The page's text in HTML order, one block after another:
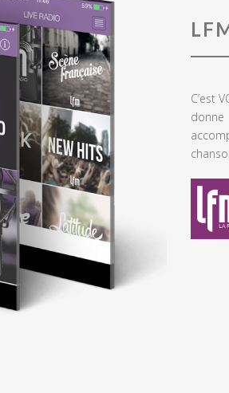
C’est